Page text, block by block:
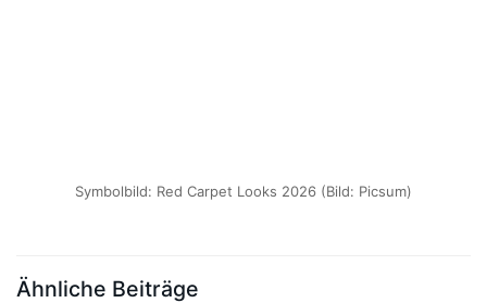
Symbolbild: Red Carpet Looks 2026 (Bild: Picsum)
Ähnliche Beiträge